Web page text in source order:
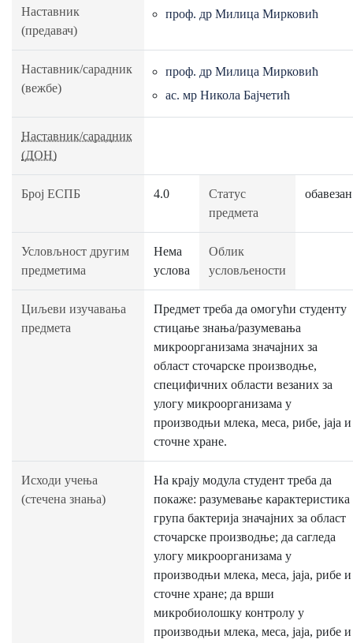
Наставник
(предавач)
проф. др Милица Мирковић
Наставник/сарадник
(вежбе)
проф. др Милица Мирковић
ас. мр Никола Бајчетић
Наставник/сарадник
(ДОН)
Број ЕСПБ 4.0
Статус
предмета
обавезан
Условљност другим
предметима
Нема
услова
Облик
условљености
Циљеви изучавања
предмета
Предмет треба да омогући студенту
стицање знања/разумевања
микроорганизама значајних за
област сточарске производње,
специфичних области везаних за
улогу микроорганизама у
производњи млека, меса, рибе, јаја и
сточне хране.
Исходи учења
(стечена знања)
На крају модула студент треба да
покаже: разумевање карактеристика
група бактерија значајних за област
сточарске производње; да сагледа
улогу микроорганизама у
производњи млека, меса, јаја, рибе и
сточне хране; да врши
микробиолошку контролу у
производњи млека, меса, јаја, рибе и